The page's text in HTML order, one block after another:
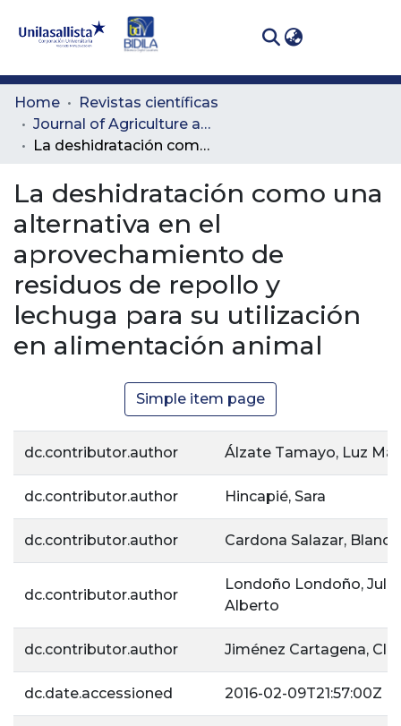
Communities
& Collections
Statistics
Home
Revistas científicas
Journal of Agriculture and Animal Sciences
La deshidratación como una alternativa en el aprovechamiento de residuos de repollo y lechuga para su utilización en alimentación animal
La deshidratación como una
alternativa en el
aprovechamiento de
residuos de repollo y
lechuga para su utilización
en alimentación animal
Simple item page
dc.contributor.author Álzate Tamayo, Luz
dc.contributor.author Hincapié, Sara
dc.contributor.author Cardona Salazar,
dc.contributor.author
Londoño Londoño,
Alberto
dc.contributor.author Jiménez Cartagena,
dc.date.accessioned 2016-02-09T21:57:00Z